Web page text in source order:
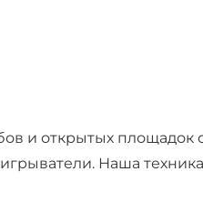
и открытых
Наша